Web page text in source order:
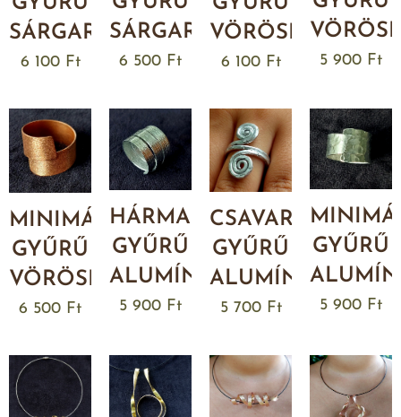
SÁRGARÉZBŐL
6 100Ft
SÁRGARÉZBŐL
6 500 Ft
VÖRÖSRÉZBŐL
6 100Ft 5 900 Ft
MINIMÁL
GYŰRŰ
VÖRÖSRÉZBŐL
6 500 Ft
HÁRMAS
GYŰRŰ
ALUMÍNIUMBÓL
5 900 Ft
CSAVART
GYŰRŰ
ALUMÍNIUMBÓL
5 700Ft
GYŰRŰ
5 900 Ft